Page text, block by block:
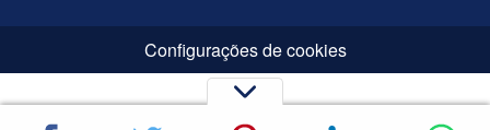
Configurações de cookies